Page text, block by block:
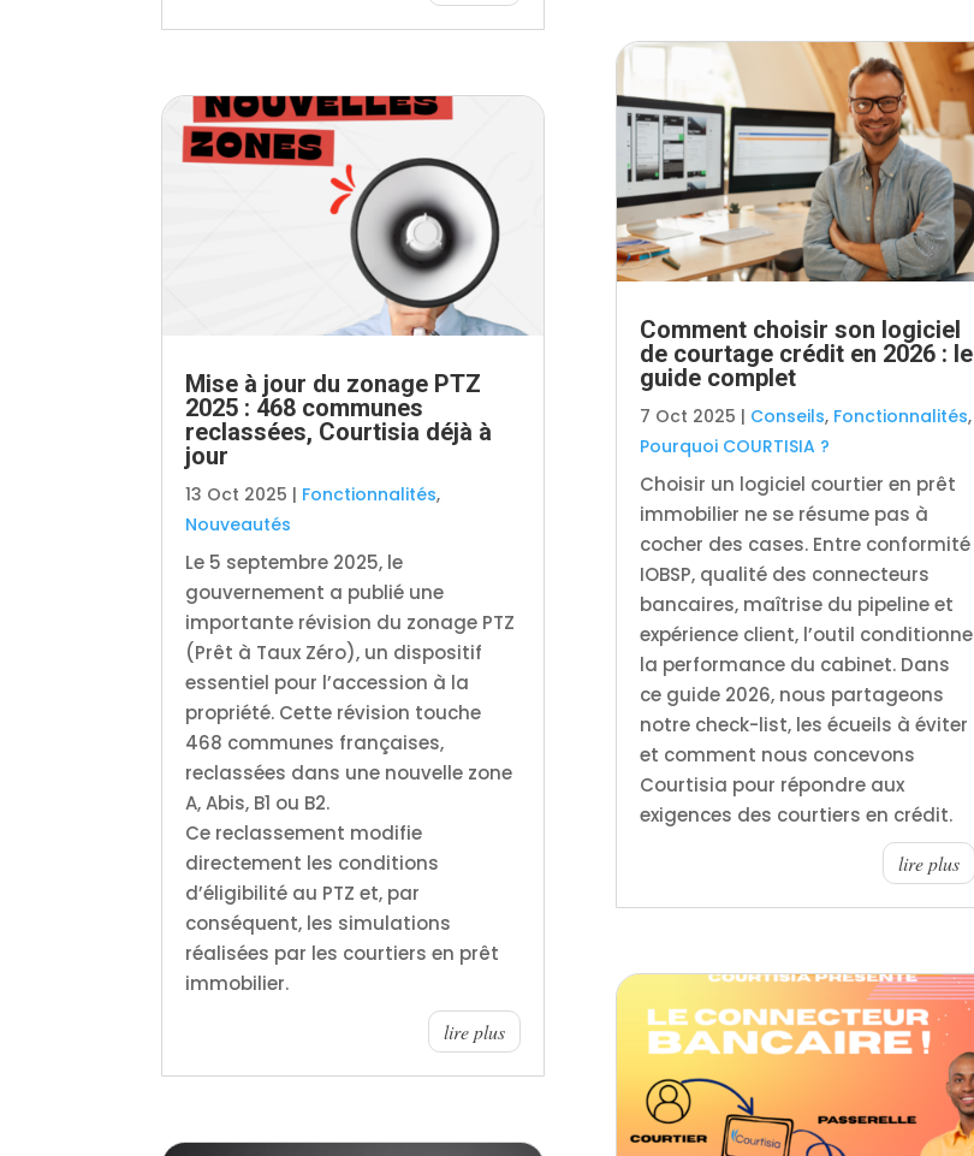
Mise à jour du zonage PTZ
2025 : 468 communes
reclassées, Courtisia déjà à
jour
13 Oct 2025 | Fonctionnalités,
Nouveautés
Le 5 septembre 2025, le
gouvernement a publié une
importante révision du zonage PTZ
(Prêt à Taux Zéro), un dispositif
essentiel pour l’accession à la
propriété. Cette révision touche
468 communes françaises,
reclassées dans une nouvelle zone
A, Abis, B1 ou B2.
Ce reclassement modifie
directement les conditions
d’éligibilité au PTZ et, par
conséquent, les simulations
réalisées par les courtiers en prêt
immobilier.
lire plus
Comment choisir son logiciel
de courtage crédit en 2026 : le
guide complet
7 Oct 2025 | Conseils, Fonctionnalités,
Pourquoi COURTISIA ?
Choisir un logiciel courtier en prêt
immobilier ne se résume pas à
cocher des cases. Entre conformité
IOBSP, qualité des connecteurs
bancaires, maîtrise du pipeline et
expérience client, l’outil conditionne
la performance du cabinet. Dans
ce guide 2026, nous partageons
notre check-list, les écueils à éviter
et comment nous concevons
Courtisia pour répondre aux
exigences des courtiers en crédit.
lire plus